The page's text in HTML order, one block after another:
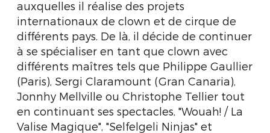
auxquelles il réalise des projets
internationaux de clown et de cirque de
différents pays. De là, il décide de continuer
à se spécialiser en tant que clown avec
différents maîtres tels que Philippe Gaullier
(Paris), Sergi Claramount (Gran Canaria),
Jonnhy Mellville ou Christophe Tellier tout
en continuant ses spectacles, "Wouah! / La
Valise Magique", "Selfelgeli Ninjas" et